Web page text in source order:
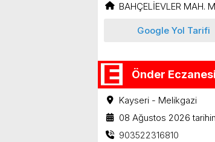
BAHÇELİEVLER MAH.
Google Yol Tarifi
Önder Eczanesi
Kayseri - Melikgazi
08 Ağustos 2026
903522316810